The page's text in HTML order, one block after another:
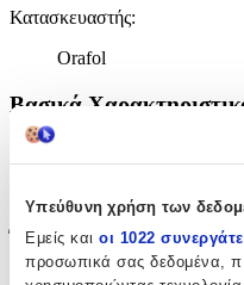
Υπεύθυνη χρήση των
Εμείς και οι 1022
προσωπικά σας δεδομένα,
Κατασκευαστής:
Orafol
Βασικά
Είδος
Έξτρα Χαρακτηριστικά